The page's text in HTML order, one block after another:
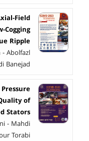
Field
Cogging
Ripple
- Abolfazl
Banejad
of
Stators
- Mahdi
Torabi